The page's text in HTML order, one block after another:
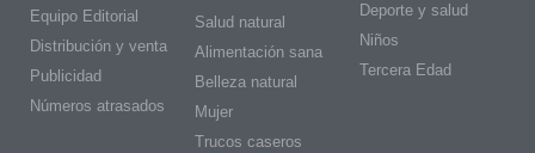
Equipo Editorial
Distribución y venta
Publicidad
Números atrasados
Salud natural
Alimentación sana
Belleza natural
Mujer
Trucos caseros
Deporte y salud
Niños
Tercera Edad